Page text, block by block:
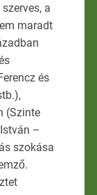
a
maradt
és
(Szinte
–
szokása